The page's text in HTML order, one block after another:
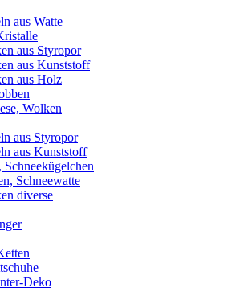
aus Watte
aus Styropor
aus Kunststoff
aus Holz
Wolken
aus Styropor
aus Kunststoff
Schneekügelchen
Schneewatte
diverse
Deko